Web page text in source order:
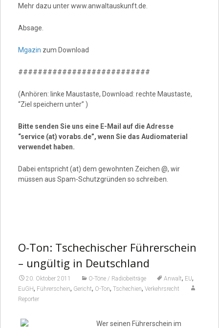
Mehr dazu unter www.anwaltauskunft.de.
Absage.
Mgazin zum Download
###########################
(Anhören: linke Maustaste, Download: rechte Maustaste,
“Ziel speichern unter” )
Bitte senden Sie uns eine E-Mail auf die Adresse
“service (at) vorabs.de”, wenn Sie das Audiomaterial
verwendet haben.
Dabei entspricht (at) dem gewohnten Zeichen @, wir
müssen aus Spam-Schutzgründen so schreiben.
O-Ton: Tschechischer Führerschein
– ungültig in Deutschland
20. Oktober 2011 O-Töne / Radiobeiträge Anwalt, EU,
EuGH, Führerschein, Gericht, O-Ton, Tschechien, Verkehrsrecht
Reporter
Wer seinen Führerschein im